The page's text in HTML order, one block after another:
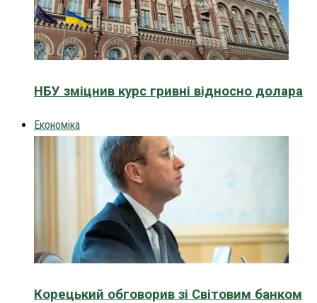
НБУ зміцнив курс гривні відносно долара
Економіка
Корецький обговорив зі Світовим банком